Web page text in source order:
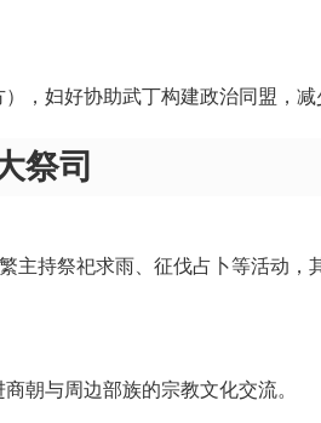
，妇好协助武丁构建政治同盟，减
祭司
主持祭祀求雨、征伐占卜等活动，
朝与周边部族的宗教文化交流。